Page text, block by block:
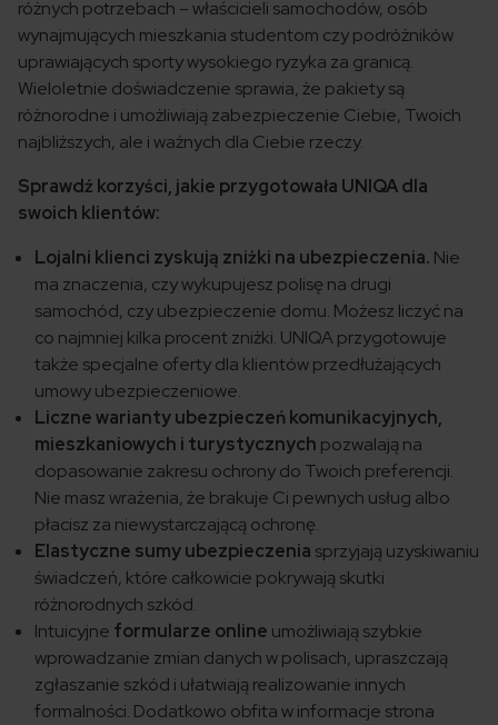
różnych potrzebach – właścicieli samochodów, osób
wynajmujących mieszkania studentom czy podróżników
uprawiających sporty wysokiego ryzyka za granicą.
Wieloletnie doświadczenie sprawia, że pakiety są
różnorodne i umożliwiają zabezpieczenie Ciebie, Twoich
najbliższych, ale i ważnych dla Ciebie rzeczy.
Sprawdź korzyści, jakie przygotowała UNIQA dla
swoich klientów:
Lojalni klienci zyskują zniżki na ubezpieczenia. Nie
ma znaczenia, czy wykupujesz polisę na drugi
samochód, czy ubezpieczenie domu. Możesz liczyć na
co najmniej kilka procent zniżki. UNIQA przygotowuje
także specjalne oferty dla klientów przedłużających
umowy ubezpieczeniowe.
Liczne warianty ubezpieczeń komunikacyjnych,
mieszkaniowych i turystycznych pozwalają na
dopasowanie zakresu ochrony do Twoich preferencji.
Nie masz wrażenia, że brakuje Ci pewnych usług albo
płacisz za niewystarczającą ochronę.
Elastyczne sumy ubezpieczenia sprzyjają uzyskiwaniu
świadczeń, które całkowicie pokrywają skutki
różnorodnych szkód.
Intuicyjne formularze online umożliwiają szybkie
wprowadzanie zmian danych w polisach, upraszczają
zgłaszanie szkód i ułatwiają realizowanie innych
formalności. Dodatkowo obfita w informacje strona